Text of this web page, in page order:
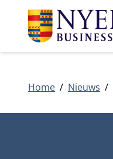
Home Nieuws